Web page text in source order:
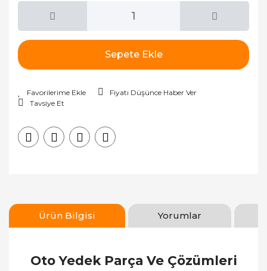
Sepete Ekle
Fiyatı Düşünce Haber Ver
Tavsiye Et
Ürün Bilgisi Yorumlar
Oto Yedek Parça Ve Çözümleri